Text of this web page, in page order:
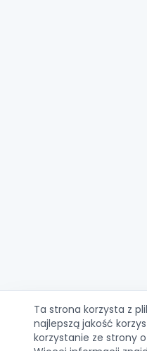
Ta strona korzysta z
najlepszą jakość
korzystanie ze strony